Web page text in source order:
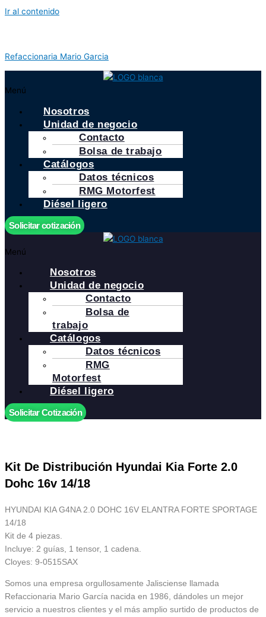
Ir al contenido
Refaccionaria Mario Garcia
Menú
Nosotros
Unidad de negocio
Contacto
Bolsa de trabajo
Catálogos
Datos técnicos
RMG Motorfest
Diésel ligero
Solicitar cotización
Menú
Nosotros
Unidad de negocio
Contacto
Bolsa de
trabajo
Catálogos
Datos técnicos
RMG
Motorfest
Diésel ligero
Solicitar Cotización
Kit De Distribución Hyundai Kia Forte 2.0
Dohc 16v 14/18
HYUNDAI KIA G4NA 2.0 DOHC 16V ELANTRA FORTE SPORTAGE
14/18
Kit de 4 piezas.
Incluye: 2 guías, 1 tensor, 1 cadena.
Cloyes: 9-0515SAX
Somos una empresa orgullosamente Jalisciense llamada
Refaccionaria Mario García nacida en 1986, dándoles un mejor
servicio a nuestros clientes y el más amplio surtido de productos de